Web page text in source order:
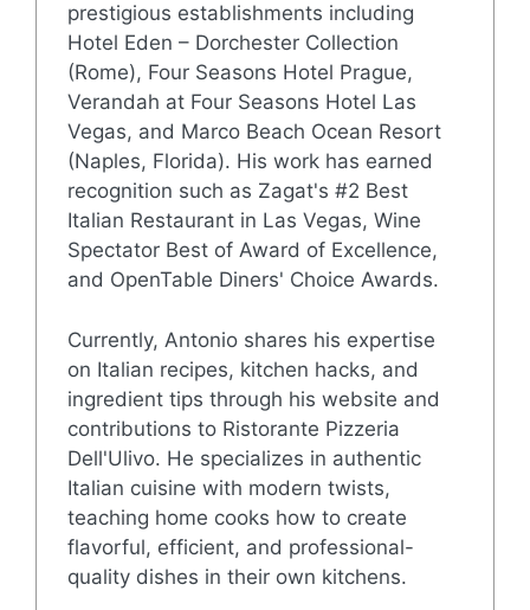
prestigious establishments including
Hotel Eden – Dorchester Collection
(Rome), Four Seasons Hotel Prague,
Verandah at Four Seasons Hotel Las
Vegas, and Marco Beach Ocean Resort
(Naples, Florida). His work has earned
recognition such as Zagat's #2 Best
Italian Restaurant in Las Vegas, Wine
Spectator Best of Award of Excellence,
and OpenTable Diners' Choice Awards.
Currently, Antonio shares his expertise
on Italian recipes, kitchen hacks, and
ingredient tips through his website and
contributions to Ristorante Pizzeria
Dell'Ulivo. He specializes in authentic
Italian cuisine with modern twists,
teaching home cooks how to create
flavorful, efficient, and professional-
quality dishes in their own kitchens.